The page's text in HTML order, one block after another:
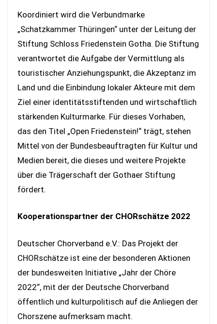
Koordiniert wird die Verbundmarke
„Schatzkammer Thüringen“ unter der Leitung der
Stiftung Schloss Friedenstein Gotha. Die Stiftung
verantwortet die Aufgabe der Vermittlung als
touristischer Anziehungspunkt, die Akzeptanz im
Land und die Einbindung lokaler Akteure mit dem
Ziel einer identitätsstiftenden und wirtschaftlich
stärkenden Kulturmarke. Für dieses Vorhaben,
das den Titel „Open Friedenstein!“ trägt, stehen
Mittel von der Bundesbeauftragten für Kultur und
Medien bereit, die dieses und weitere Projekte
über die Trägerschaft der Gothaer Stiftung
fördert.
Kooperationspartner der CHORschätze 2022
Deutscher Chorverband e.V.: Das Projekt der
CHORschätze ist eine der besonderen Aktionen
der bundesweiten Initiative „Jahr der Chöre
2022“, mit der der Deutsche Chorverband
öffentlich und kulturpolitisch auf die Anliegen der
Chorszene aufmerksam macht.